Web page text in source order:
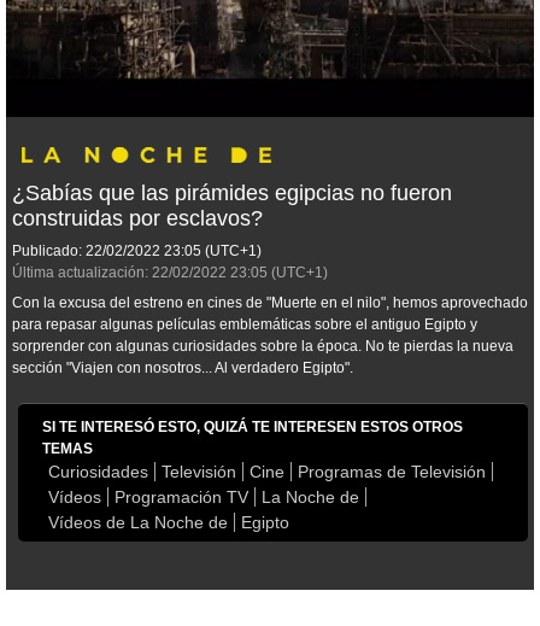
¿Sabías que las pirámides egipcias no fueron
construidas por esclavos?
Publicado: 22/02/2022 23:05 (UTC+1)
Última actualización: 22/02/2022 23:05 (UTC+1)
Con la excusa del estreno en cines de "Muerte en el nilo", hemos aprovechado
para repasar algunas películas emblemáticas sobre el antiguo Egipto y
sorprender con algunas curiosidades sobre la época. No te pierdas la nueva
sección "Viajen con nosotros... Al verdadero Egipto".
SI TE INTERESÓ ESTO, QUIZÁ TE INTERESEN ESTOS OTROS
TEMAS
Curiosidades Televisión Cine
Programas de Televisión
Vídeos
Programación TV
La Noche de
Vídeos de La Noche de
Egipto